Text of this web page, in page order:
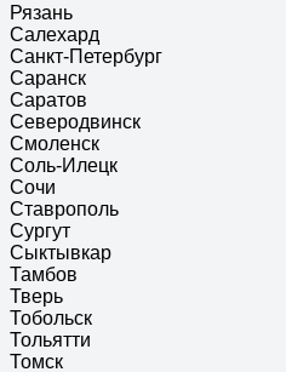
Рязань
Салехард
Санкт-Петербург
Саранск
Саратов
Северодвинск
Смоленск
Соль-Илецк
Сочи
Ставрополь
Сургут
Сыктывкар
Тамбов
Тверь
Тобольск
Тольятти
Томск